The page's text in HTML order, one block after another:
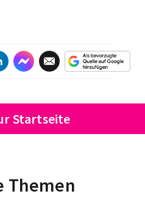
Startseite
Themen